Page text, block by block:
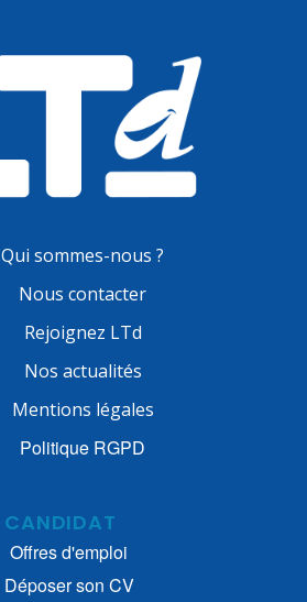
Qui sommes-nous ?
Nous contacter
Rejoignez LTd
Nos actualités
Mentions légales
Politique RGPD
CANDIDAT
Offres d'emploi
Déposer son CV